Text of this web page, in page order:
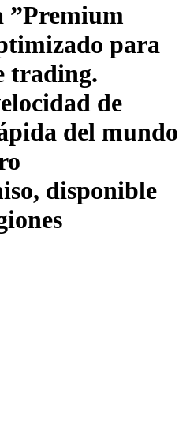
”Premium
para
trading.
de
del mundo
disponible